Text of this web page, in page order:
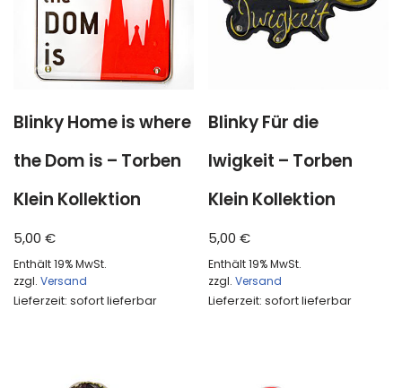
Blinky Home is where
the Dom is – Torben
Klein Kollektion
5,00 €
Enthält 19% MwSt.
zzgl. Versand
Lieferzeit: sofort lieferbar
Blinky Für die
Iwigkeit – Torben
Klein Kollektion
5,00€
Enthält 19% MwSt.
zzgl.Versand
Lieferzeit: sofort lieferbar